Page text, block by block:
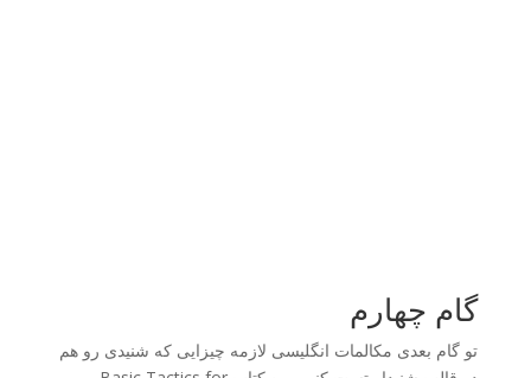
گام چهارم
تو گام بعدی مکالمات انگلیسی لازمه چیزایی که شنیدی رو هم